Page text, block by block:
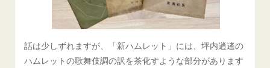
話は少しずれますが、「新ハムレット」には、坪内逍遙の
ハムレットの歌舞伎調の訳を茶化すような部分があります